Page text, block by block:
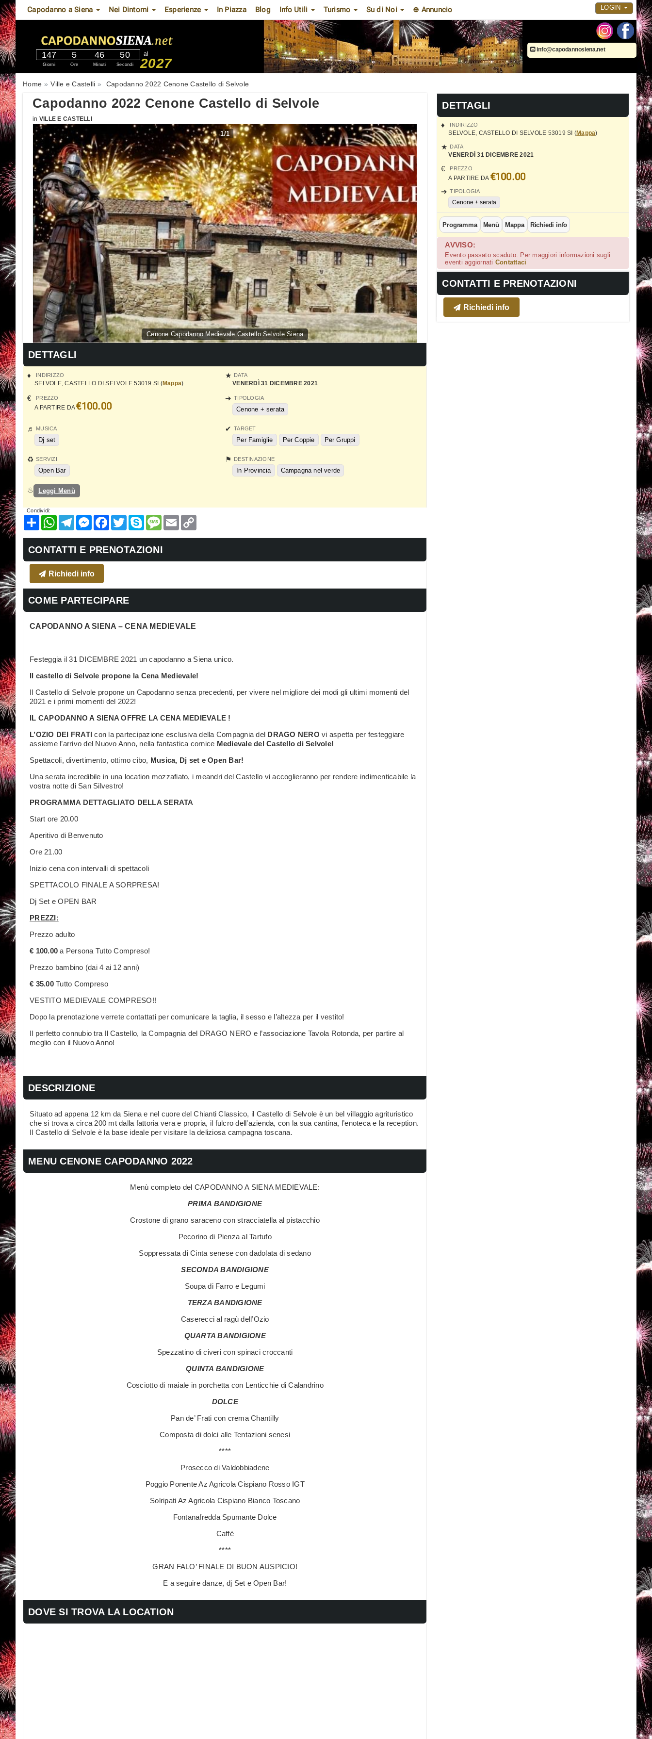
Capodanno a Siena Nei Dintorni Esperienze In Piazza Blog Info Utili Turismo Su di Noi ⊕ Annuncio LOGIN
147
Giorni
5
Ore
46
Minuti
49
Secondi
al
2027
info@capodannosiena.net
Home Ville e Castelli Capodanno 2022 Cenone Castello di Selvole
Capodanno 2022 Cenone Castello di Selvole
in VILLE E CASTELLI
1/1
Cenone Capodanno Medievale Castello Selvole Siena
DETTAGLI
INDIRIZZO
SELVOLE, CASTELLO DI SELVOLE 53019 SI (Mappa)
DATA
VENERDÌ 31 DICEMBRE 2021
PREZZO
A PARTIRE DA €100.00
TIPOLOGIA
Cenone + serata
Programma Menù Mappa Richiedi info
AVVISO:
Evento passato scaduto. Per maggiori informazioni sugli
eventi aggiornati Contattaci
CONTATTI E PRENOTAZIONI
Richiedi info
DETTAGLI
INDIRIZZO
SELVOLE,CASTELLO DI SELVOLE 53019 SI (Mappa)
DATA
VENERDÌ 31 DICEMBRE 2021
PREZZO
A PARTIRE DA €100.00
TIPOLOGIA
Cenone + serata
MUSICA
Dj set
TARGET
Per Famiglie Per Coppie Per Gruppi
SERVIZI
Open Bar
DESTINAZIONE
In Provincia Campagna nel verde
Leggi Menù
Condividi:
CondividiWhatsAppTelegramMessenger
Facebook
TwitterSkypeMessage
Email
CONTATTI E PRENOTAZIONI
Richiedi info
COME PARTECIPARE
CAPODANNO A SIENA – CENA MEDIEVALE
Festeggia il 31 DICEMBRE 2021 un capodanno a Siena unico.
Il castello di Selvole propone la Cena Medievale!
Il Castello di Selvole propone un Capodanno senza precedenti, per vivere nel migliore dei modi gli ultimi momenti del
2021 e i primi momenti del 2022!
IL CAPODANNO A SIENA OFFRE LA CENA MEDIEVALE !
L’OZIO DEI FRATI con la partecipazione esclusiva della Compagnia del DRAGO NERO vi aspetta per festeggiare
assieme l’arrivo del Nuovo Anno, nella fantastica cornice Medievale del Castello di Selvole!
Spettacoli, divertimento, ottimo cibo, Musica, Dj set e Open Bar!
Una serata incredibile in una location mozzafiato, i meandri del Castello vi accoglieranno per rendere indimenticabile la
vostra notte di San Silvestro!
PROGRAMMA DETTAGLIATO DELLA SERATA
Start ore 20.00
Aperitivo di Benvenuto
Ore 21.00
Inizio cena con intervalli di spettacoli
SPETTACOLO FINALE A SORPRESA!
Dj Set e OPEN BAR
PREZZI:
Prezzo adulto
€ 100.00 a Persona Tutto Compreso!
Prezzo bambino (dai 4 ai 12 anni)
€ 35.00 Tutto Compreso
VESTITO MEDIEVALE COMPRESO!!
Dopo la prenotazione verrete contattati per comunicare la taglia, il sesso e l’altezza per il vestito!
Il perfetto connubio tra Il Castello, la Compagnia del DRAGO NERO e l’associazione Tavola Rotonda, per partire al
meglio con il Nuovo Anno!
DESCRIZIONE
Situato ad appena 12 km da Siena e nel cuore del Chianti Classico, il Castello di Selvole è un bel villaggio agrituristico
che si trova a circa 200 mt dalla fattoria vera e propria, il fulcro dell’azienda, con la sua cantina, l’enoteca e la reception.
Il Castello di Selvole è la base ideale per visitare la deliziosa campagna toscana.
MENU CENONE CAPODANNO 2022
Menù completo del CAPODANNO A SIENA MEDIEVALE:
PRIMA BANDIGIONE
Crostone di grano saraceno con stracciatella al pistacchio
Pecorino di Pienza al Tartufo
Soppressata di Cinta senese con dadolata di sedano
SECONDA BANDIGIONE
Soupa di Farro e Legumi
TERZA BANDIGIONE
Caserecci al ragù dell’Ozio
QUARTA BANDIGIONE
Spezzatino di civeri con spinaci croccanti
QUINTA BANDIGIONE
Cosciotto di maiale in porchetta con Lenticchie di Calandrino
DOLCE
Pan de’ Frati con crema Chantilly
Composta di dolci alle Tentazioni senesi
****
Prosecco di Valdobbiadene
Poggio Ponente Az Agricola Cispiano Rosso IGT
Solripati Az Agricola Cispiano Bianco Toscano
Fontanafredda Spumante Dolce
Caffè
****
GRAN FALO’ FINALE DI BUON AUSPICIO!
E a seguire danze, dj Set e Open Bar!
DOVE SI TROVA LA LOCATION